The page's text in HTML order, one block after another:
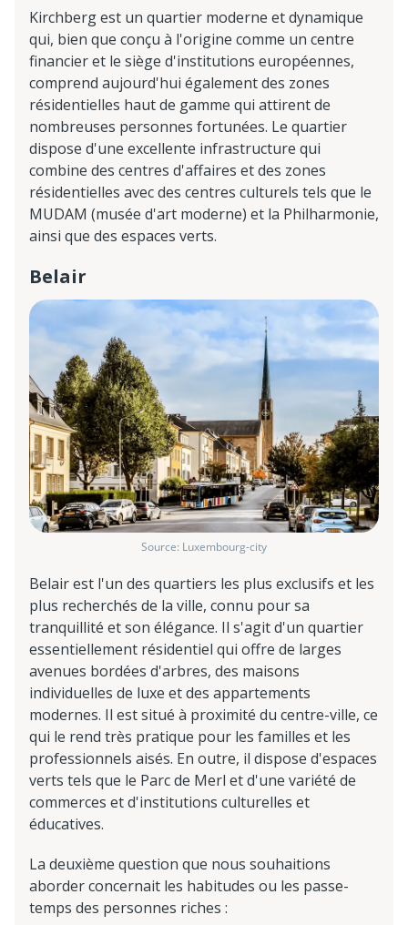
Kirchberg est un quartier moderne et dynamique
qui, bien que conçu à l'origine comme un centre
financier et le siège d'institutions européennes,
comprend aujourd'hui également des zones
résidentielles haut de gamme qui attirent de
nombreuses personnes fortunées. Le quartier
dispose d'une excellente infrastructure qui
combine des centres d'affaires et des zones
résidentielles avec des centres culturels tels que le
MUDAM (musée d'art moderne) et la Philharmonie,
ainsi que des espaces verts.
Belair
Source: Luxembourg-city
Belair est l'un des quartiers les plus exclusifs et les
plus recherchés de la ville, connu pour sa
tranquillité et son élégance. Il s'agit d'un quartier
essentiellement résidentiel qui offre de larges
avenues bordées d'arbres, des maisons
individuelles de luxe et des appartements
modernes. Il est situé à proximité du centre-ville, ce
qui le rend très pratique pour les familles et les
professionnels aisés. En outre, il dispose d'espaces
verts tels que le Parc de Merl et d'une variété de
commerces et d'institutions culturelles et
éducatives.
La deuxième question que nous souhaitions
aborder concernait les habitudes ou les passe-
temps des personnes riches :